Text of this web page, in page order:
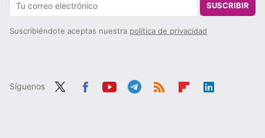
SUSCRIBIR
Suscribiéndote aceptas nuestra política de privacidad
Síguenos